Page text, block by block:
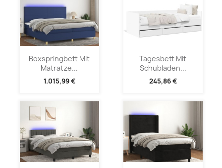
Boxspringbett Mit
Matratze...
1.015,99 €
Tagesbett Mit
Schubladen...
245,86 €